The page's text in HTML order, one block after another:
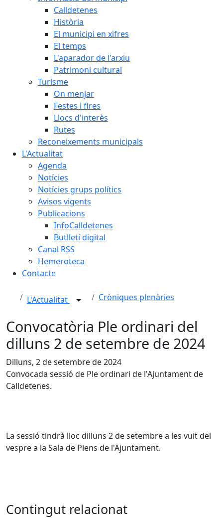
Calldetenes
Història
El municipi en xifres
El temps
L'aparador de l'arxiu
Patrimoni cultural
Turisme
On menjar
Festes i fires
Llocs d'interès
Rutes
Reconeixements municipals
L'Actualitat
Agenda
Notícies
Notícies grups polítics
Avisos vigents
Publicacions
InfoCalldetenes
Butlletí digital
Canal RSS
Hemeroteca
Contacte
L'Actualitat Cròniques plenàries
Convocatòria Ple ordinari del
dilluns 2 de setembre de 2024
Dilluns, 2 de setembre de 2024
Convocada sessió de Ple ordinari de l'Ajuntament de
Calldetenes.
La sessió tindrà lloc dilluns 2 de setembre a les vuit del
vespre a la Sala de Plens de l'Ajuntament.
Contingut relacionat